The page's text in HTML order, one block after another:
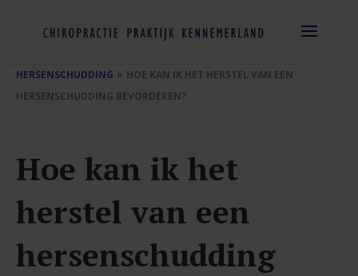
HERSENSCHUDDING » HOE KAN IK HET HERSTEL VAN EEN
HERSENSCHUDDING BEVORDEREN?
Hoe kan ik het
herstel van een
hersenschudding